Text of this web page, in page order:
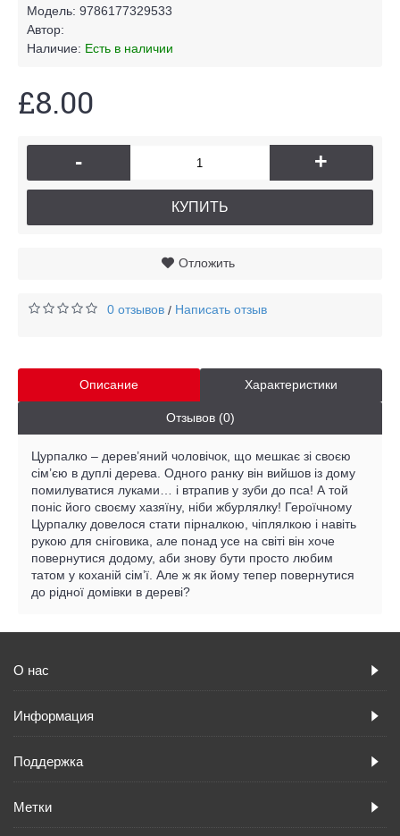
Модель: 9786177329533
Автор:
Наличие: Есть в наличии
£8.00
- +
КУПИТЬ
Отложить
0 отзывов / Написать отзыв
Описание Характеристики
Отзывов (0)
Цурпалко – дерев’яний чоловічок, що мешкає зі своєю
сім’єю в дуплі дерева. Одного ранку він вийшов із дому
помилуватися луками… і втрапив у зуби до пса! А той
поніс його своєму хазяїну, ніби жбурлялку! Героїчному
Цурпалку довелося стати пірналкою, чіплялкою і навіть
рукою для сніговика, але понад усе на світі він хоче
повернутися додому, аби знову бути просто любим
татом у коханій сім’ї. Але ж як йому тепер повернутися
до рідної домівки в дереві?
О нас
Информация
Поддержка
Метки